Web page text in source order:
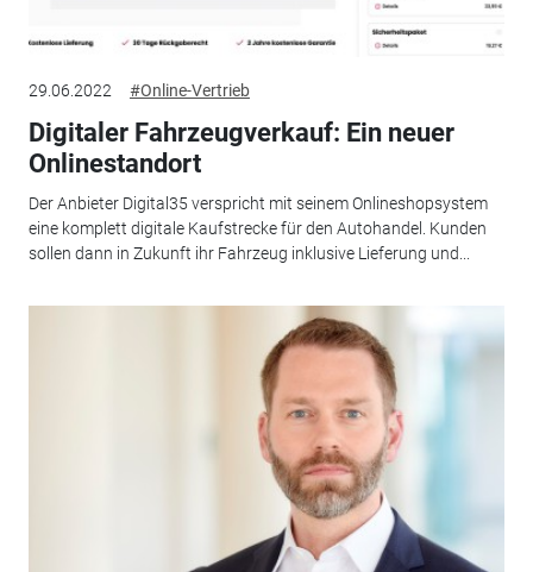
29.06.2022 #Online-Vertrieb
Digitaler Fahrzeugverkauf: Ein neuer
Onlinestandort
Der Anbieter Digital35 verspricht mit seinem Onlineshopsystem
eine komplett digitale Kaufstrecke für den Autohandel. Kunden
sollen dann in Zukunft ihr Fahrzeug inklusive Lieferung und...